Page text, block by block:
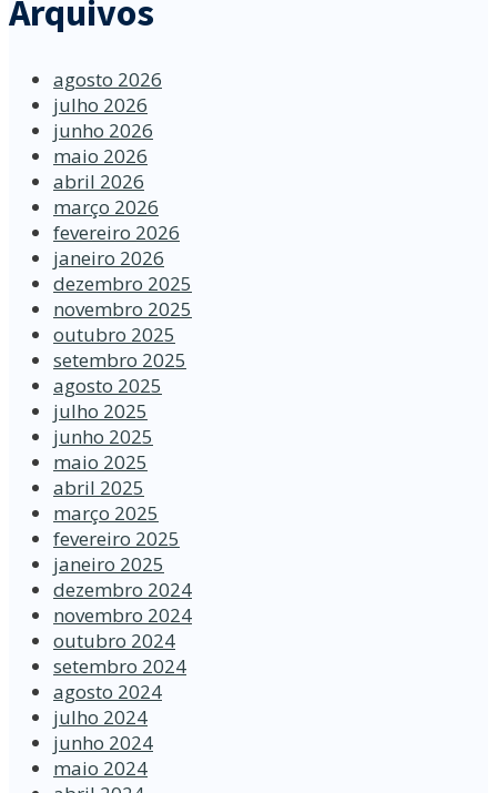
Arquivos
agosto 2026
julho 2026
junho 2026
maio 2026
abril 2026
março 2026
fevereiro 2026
janeiro 2026
dezembro 2025
novembro 2025
outubro 2025
setembro 2025
agosto 2025
julho 2025
junho 2025
maio 2025
abril 2025
março 2025
fevereiro 2025
janeiro 2025
dezembro 2024
novembro 2024
outubro 2024
setembro 2024
agosto 2024
julho 2024
junho 2024
maio 2024